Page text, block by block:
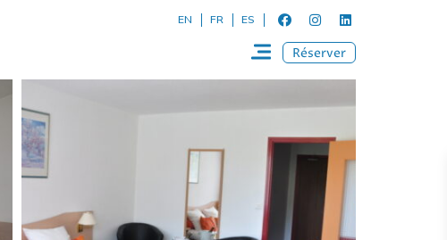
EN FR ES
Réserver